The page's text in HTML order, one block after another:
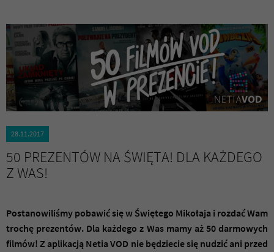
28.11.2017
50 PREZENTÓW NA ŚWIĘTA! DLA KAŻDEGO
Z WAS!
Postanowiliśmy pobawić się w Świętego Mikołaja i rozdać Wam
trochę prezentów. Dla każdego z Was mamy aż 50 darmowych
filmów! Z aplikacją Netia VOD nie będziecie się nudzić ani przed